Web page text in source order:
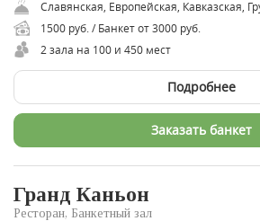
1500 руб. / Банкет от 3000 руб.
2 зала на 100 и 450 мест
Подробнее
Заказать банкет
Гранд Каньон
Ресторан, Банкетный зал